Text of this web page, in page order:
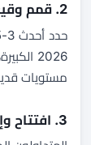
2. قمم وقيعان التأرجح السابقة
2026
مستويات
3. افتتاح وإغلاق الأسبوع